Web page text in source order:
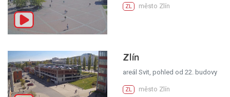
ZL město Zlín
Zlín
areál Svit, pohled od 22. budovy
ZL město Zlín